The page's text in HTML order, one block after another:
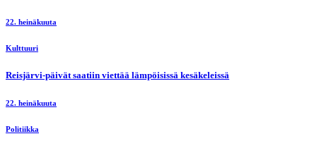
22. heinäkuuta
Kulttuuri
Reisjärvi-päivät saatiin viettää lämpöisissä kesäkeleissä
22. heinäkuuta
Politiikka